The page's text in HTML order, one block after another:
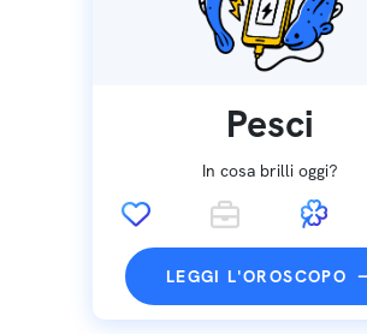
Pesci
In cosa brilli oggi?
LEGGI L'OROSCOPO